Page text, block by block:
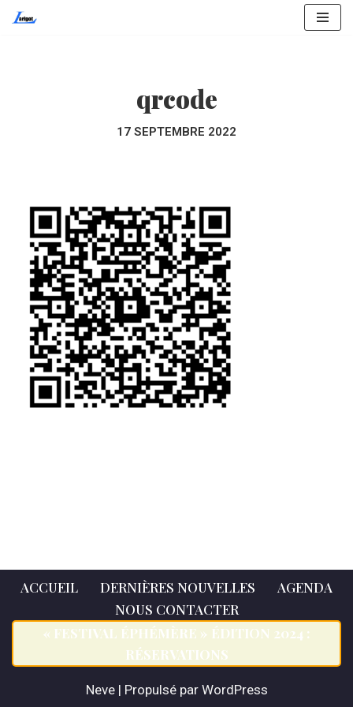
qrcode
17 SEPTEMBRE 2022
ACCUEIL DERNIÈRES NOUVELLES
AGENDA
NOUS CONTACTER
« FESTIVAL ÉPHÉMÈRE » ÉDITION 2024 :
RÉSERVATIONS
Neve| Propulsé par WordPress